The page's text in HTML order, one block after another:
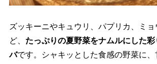
ズッキーニやキュウリ、パプリカ、ミ
ど、 たっぷりの夏野菜をナムルにした
バです。シャキッとした食感の野菜に、